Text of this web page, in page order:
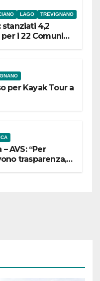
LAGO TREVIGNANO
stanziati 4,2
i 22 Comuni
per Kayak Tour a
AVS: “Per
trasparenza,